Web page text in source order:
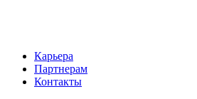
Карьера
Партнерам
Контакты